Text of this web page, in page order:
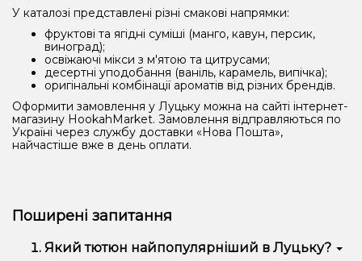
У каталозі представлені різні смакові напрямки:
фруктові та ягідні суміші (манго, кавун, персик,
виноград);
освіжаючі мікси з м'ятою та цитрусами;
десертні уподобання (ваніль, карамель, випічка);
оригінальні комбінації ароматів від різних брендів.
Оформити замовлення у Луцьку можна на сайті інтернет-
магазину HookahMarket. Замовлення відправляються по
Україні через службу доставки «Нова Пошта»,
найчастіше вже в день оплати.
Поширені запитання
Який тютюн найпопулярніший в Луцьку?